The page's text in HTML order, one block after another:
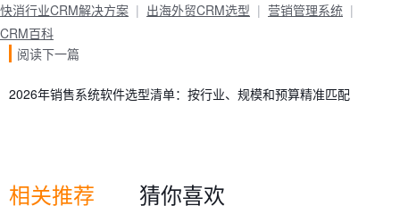
快消行业CRM解决方案
出海外贸CRM选型
营销管理系统
CRM百科
阅读下一篇
2026年销售系统软件选型清单：按行业、规模和预算精准匹配
相关推荐 猜你喜欢